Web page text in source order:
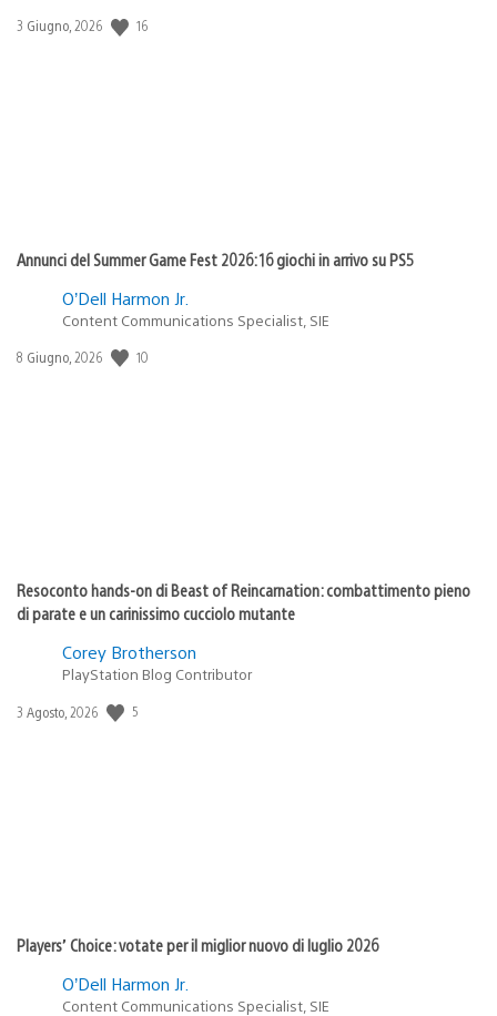
Data
3 Giugno, 2026 16
Annunci del Summer Game Fest 2026: 16 giochi in arrivo su PS5
O’Dell Harmon Jr.
Content Communications Specialist, SIE
Data
8 Giugno, 2026 10
Resoconto hands-on di Beast of Reincarnation: combattimento pieno
di parate e un carinissimo cucciolo mutante
Corey Brotherson
PlayStation Blog Contributor
Data
3 Agosto, 2026 5
Players’ Choice: votate per il miglior nuovo di luglio 2026
O’Dell Harmon Jr.
Content Communications Specialist, SIE